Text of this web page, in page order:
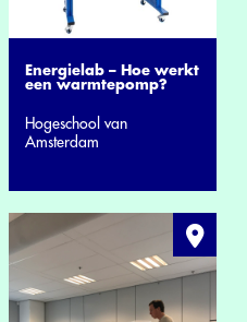
Energielab – Hoe werkt
een warmtepomp?
Hogeschool van
Amsterdam